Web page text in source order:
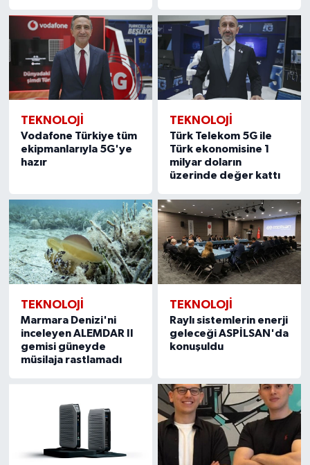
TEKNOLOJİ
Vodafone Türkiye tüm
ekipmanlarıyla 5G'ye
hazır
TEKNOLOJİ
Türk Telekom 5G ile
Türk ekonomisine 1
milyar doların
üzerinde değer kattı
TEKNOLOJİ
Marmara Denizi'ni
inceleyen ALEMDAR II
gemisi güneyde
müsilaja rastlamadı
TEKNOLOJİ
Raylı sistemlerin enerji
geleceği ASPİLSAN'da
konuşuldu